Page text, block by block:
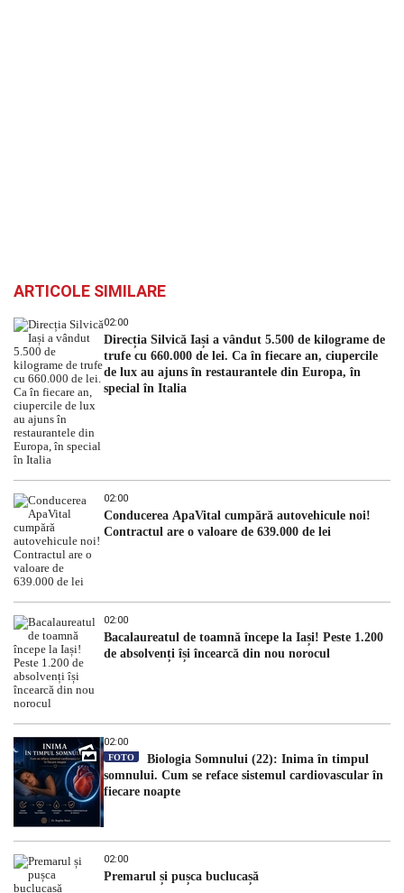
ARTICOLE SIMILARE
02:00
Direcția Silvică Iași a vândut 5.500 de kilograme de
trufe cu 660.000 de lei. Ca în fiecare an, ciupercile
de lux au ajuns în restaurantele din Europa, în
special în Italia
02:00
Conducerea ApaVital cumpără autovehicule noi!
Contractul are o valoare de 639.000 de lei
02:00
Bacalaureatul de toamnă începe la Iași! Peste 1.200
de absolvenți își încearcă din nou norocul
02:00
FOTO
Biologia Somnului (22): Inima în timpul
somnului. Cum se reface sistemul cardiovascular în
fiecare noapte
02:00
Premarul și pușca buclucașă